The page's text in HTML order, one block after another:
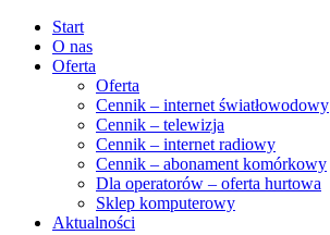
Start
O nas
Oferta
Oferta
Cennik – internet światłowodowy
Cennik – telewizja
Cennik – internet radiowy
Cennik – abonament komórkowy
Dla operatorów – oferta hurtowa
Sklep komputerowy
Aktualności